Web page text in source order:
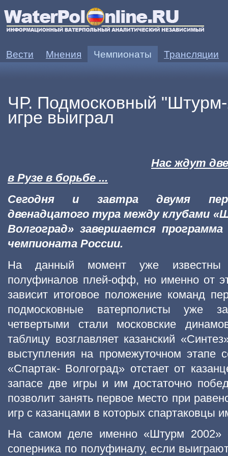
Вести Мнения Чемпионаты Трансляции
ЧР. Подмосковный "Штурм-
игре выиграл
Нас ждут
в Рузе в борьбе ...
Сегодня и завтрадвумя
двенадцатого тура между клубами
Волгоград» завершается
чемпионата России.
На данный момент уже известны
полуфиналов плей-офф, но именно от
зависит итоговое положение команд
подмосковные ватерполисты уже
четвертыми стали московские
таблицу возглавляет казанский
выступления на промежуточном этапе
«Спартак- Волгоград» отстает от
запасе две игры и им достаточно
позволит занять первое место при
игр с казанцами в которых спартаковцы
На самом деле именно «Штурм 2002»
соперника по полуфиналу, если